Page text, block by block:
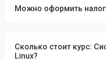
Можно оформить
Сколько стоит курс:
Linux?